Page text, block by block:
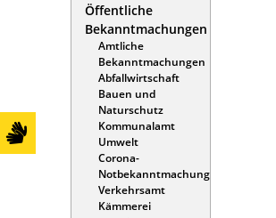
Öffentliche
Bekanntmachungen
Amtliche
Bekanntmachungen
Abfallwirtschaft
Bauen und
Naturschutz
Kommunalamt
Umwelt
Corona-
Notbekanntmachung
Verkehrsamt
Kämmerei